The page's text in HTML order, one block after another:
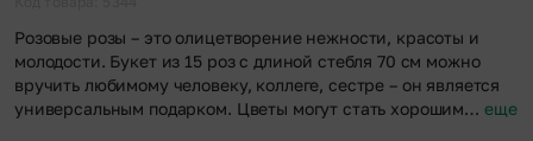
Розовые розы – это олицетворение нежности, красоты и
молодости. Букет из 15 роз с длиной стебля 70 см можно
вручить любимому человеку, коллеге, сестре – он является
универсальным подарком. Цветы могут стать хорошим… еще